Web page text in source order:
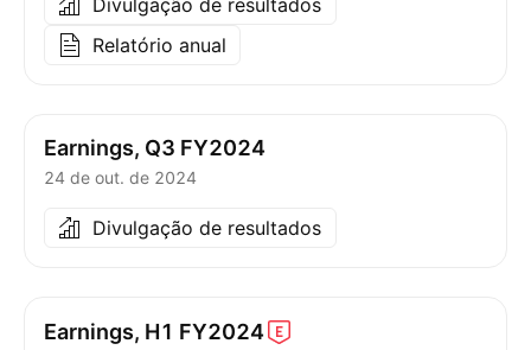
Divulgação de resultados
Relatório anual
Earnings, Q3 FY2024
24 de out. de 2024
Divulgação de resultados
Earnings, H1 FY2024